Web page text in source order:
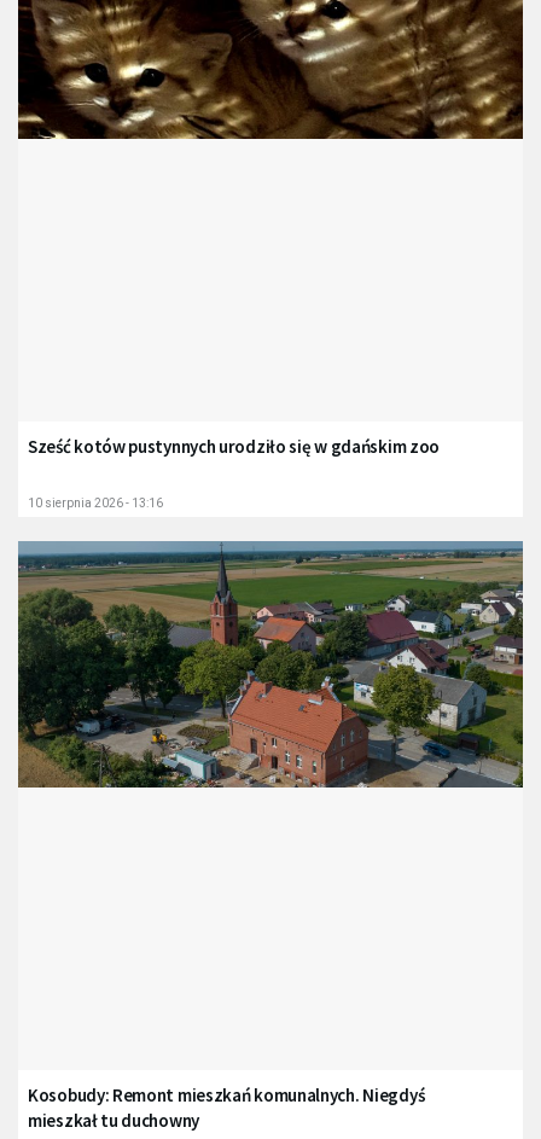
Sześć kotów pustynnych urodziło się w gdańskim zoo
10 sierpnia 2026 - 13:16
Kosobudy: Remont mieszkań komunalnych. Niegdyś
mieszkał tu duchowny